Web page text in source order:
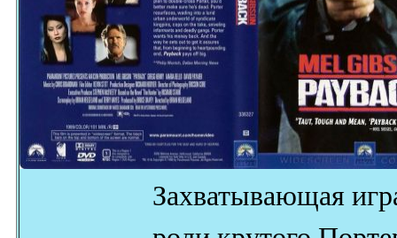
Захватывающая